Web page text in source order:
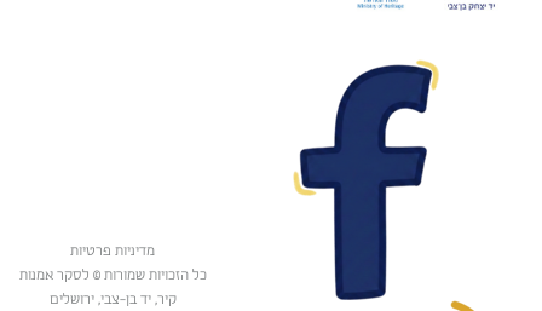
מדיניות פרטיות
כל הזכויות שמורות © לסקר אמנות
קיר, יד בן-צבי, ירושלים